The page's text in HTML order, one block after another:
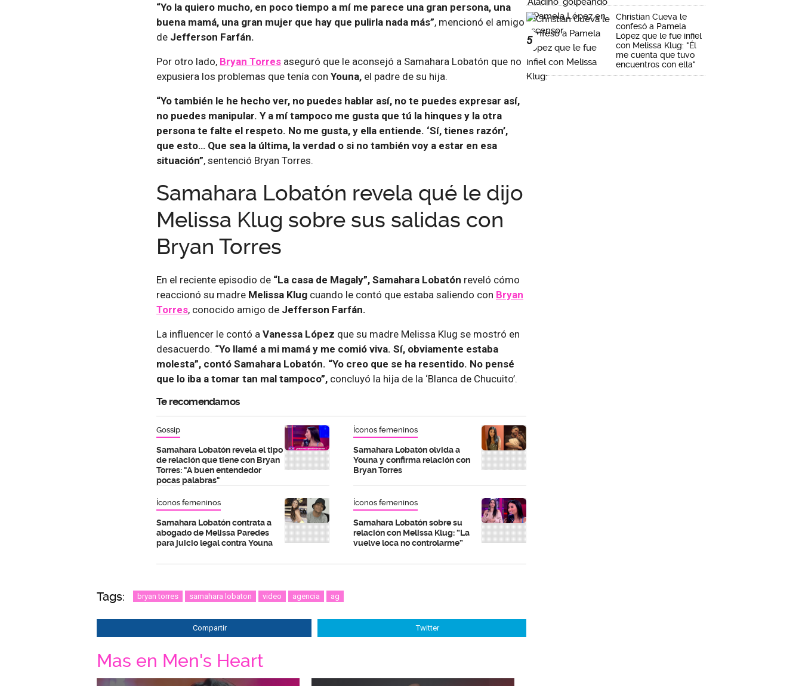
“Yo la quiero mucho, en poco tiempo a mí me parece una gran persona, una
buena mamá, una gran mujer que hay que pulirla nada más”, mencionó el amigo
de Jefferson Farfán.
Por otro lado, Bryan Torres aseguró que le aconsejó a Samahara Lobatón que no
expusiera los problemas que tenía con Youna, el padre de su hija.
“Yo también le he hecho ver, no puedes hablar así, no te puedes expresar así,
no puedes manipular. Y a mí tampoco me gusta que tú la hinques y la otra
persona te falte el respeto. No me gusta, y ella entiende. ‘Sí, tienes razón’,
que esto… Que sea la última, la verdad o si no también voy a estar en esa
situación”, sentenció Bryan Torres.
Samahara Lobatón revela qué le dijo
Melissa Klug sobre sus salidas con
Bryan Torres
En el reciente episodio de “La casa de Magaly”, Samahara Lobatón reveló cómo
reaccionó su madre Melissa Klug cuando le contó que estaba saliendo con Bryan
Torres, conocido amigo de Jefferson Farfán.
La influencer le contó a Vanessa López que su madre Melissa Klug se mostró en
desacuerdo. “Yo llamé a mi mamá y me comió viva. Sí, obviamente estaba
molesta”, contó Samahara Lobatón. “Yo creo que se ha resentido. No pensé
que lo iba a tomar tan mal tampoco”, concluyó la hija de la ‘Blanca de Chucuito’.
Te recomendamos
Gossip
Samahara Lobatón revela el tipo
de relación que tiene con Bryan
Torres: "A buen entendedor
pocas palabras"
Íconos femeninos
Samahara Lobatón olvida a
Youna y confirma relación con
Bryan Torres
Íconos femeninos
Samahara Lobatón contrata a
abogado de Melissa Paredes
para juicio legal contra Youna
Íconos femeninos
Samahara Lobatón sobre su
relación con Melissa Klug: “La
vuelve loca no controlarme”
Tags: bryan torres samahara lobaton video agencia ag
Compartir Twitter
Mas en Men's Heart
5
Christian Cueva le
confesó a Pamela
López que le fue infiel
con Melissa Klug: "Él
me cuenta que tuvo
encuentros con ella"